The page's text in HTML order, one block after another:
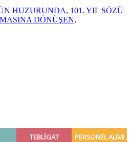
HUZURUNDA, 101. YIL SÖZÜ
DÖNÜŞEN,